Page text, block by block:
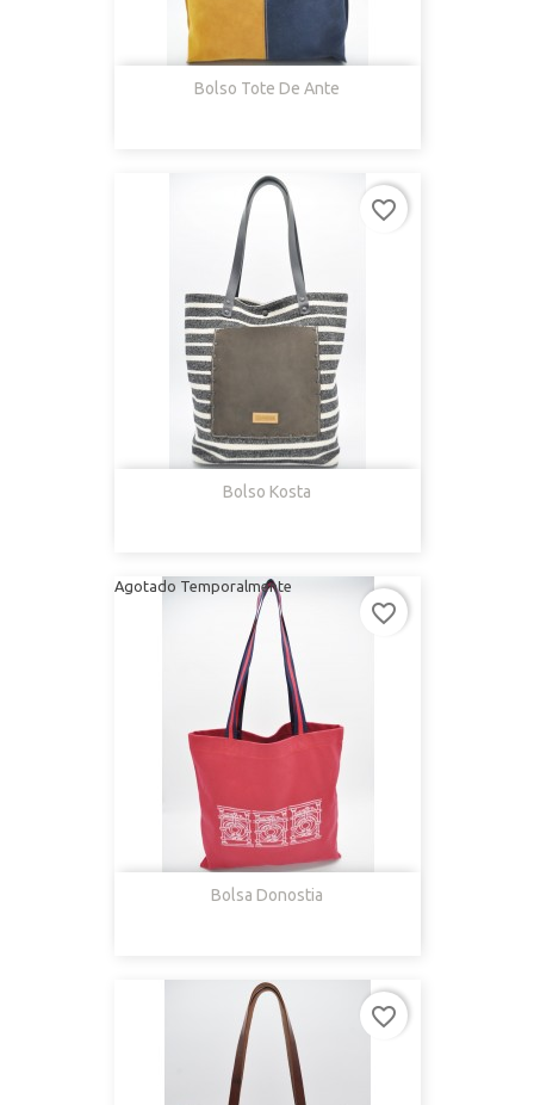
Bolso Tote De Ante
Bolso Kosta
favorite_border
Bolsa Donostia
Agotado Temporalmente
favorite_border
favorite_border